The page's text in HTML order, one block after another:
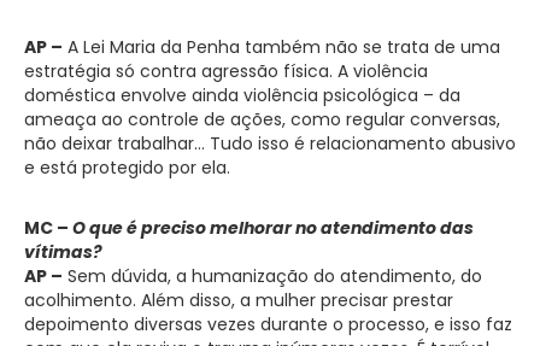
AP – A Lei Maria da Penha também não se trata de uma
estratégia só contra agressão física. A violência
doméstica envolve ainda violência psicológica – da
ameaça ao controle de ações, como regular conversas,
não deixar trabalhar… Tudo isso é relacionamento abusivo
e está protegido por ela.
MC – O que é preciso melhorar no atendimento das
vítimas?
AP – Sem dúvida, a humanização do atendimento, do
acolhimento. Além disso, a mulher precisar prestar
depoimento diversas vezes durante o processo, e isso faz